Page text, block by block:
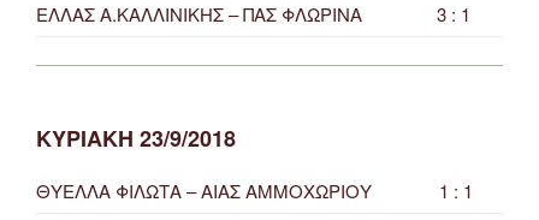
ΕΛΛΑΣ Α.ΚΑΛΛΙΝΙΚΗΣ – ΠΑΣ ΦΛΩΡΙΝΑ 3 : 1
ΚΥΡΙΑΚΗ 23/9/2018
ΘΥΕΛΛΑ ΦΙΛΩΤΑ – ΑΙΑΣ ΑΜΜΟΧΩΡΙΟΥ
1 : 1